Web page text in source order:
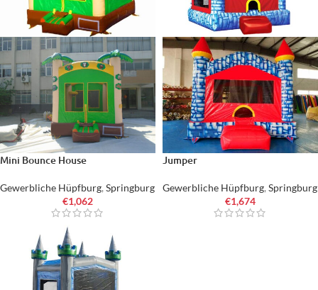
Mini Bounce House
Gewerbliche Hüpfburg, Springburg
€1,062
Jumper
Gewerbliche Hüpfburg, Springburg
€1,674